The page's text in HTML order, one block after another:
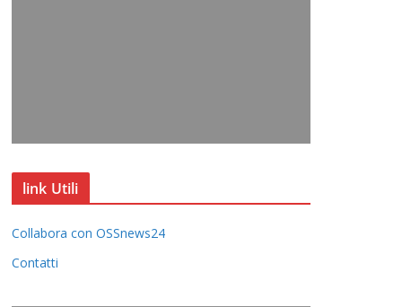
link Utili
Collabora con OSSnews24
Contatti